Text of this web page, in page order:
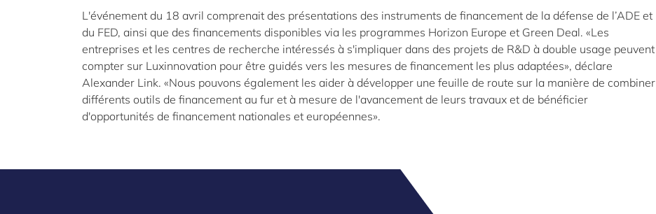
L'événement du 18 avril comprenait des présentations des instruments de financement de la défense de l’ADE et
du FED, ainsi que des financements disponibles via les programmes Horizon Europe et Green Deal. «Les
entreprises et les centres de recherche intéressés à s'impliquer dans des projets de R&D à double usage peuvent
compter sur Luxinnovation pour être guidés vers les mesures de financement les plus adaptées», déclare
Alexander Link. «Nous pouvons également les aider à développer une feuille de route sur la manière de combiner
différents outils de financement au fur et à mesure de l'avancement de leurs travaux et de bénéficier
d'opportunités de financement nationales et européennes».